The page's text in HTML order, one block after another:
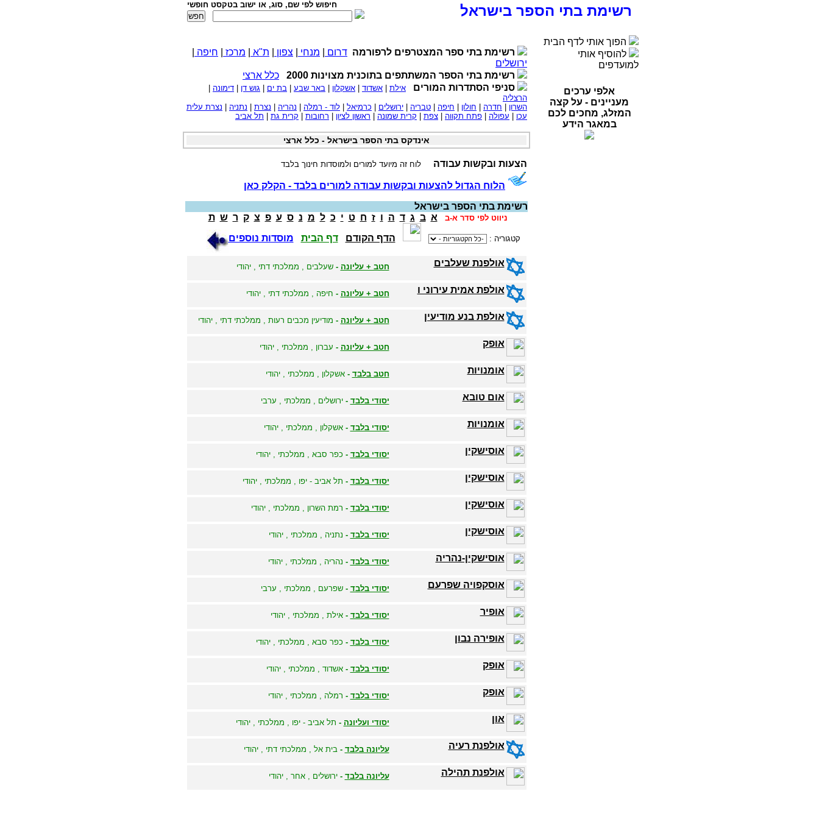
רשימת בתי הספר בישראל חיפוש לפי שם, סוג, או ישוב בטקסט חופשי
הפוך אותי לדף הבית
להוסיף אותי
למועדפים
אלפי ערכים
מעניינים - על קצה
המזלג, מחכים לכם
במאגר הידע
רשימת בתי ספר המצטרפים לרפורמה דרום מנחי צפון ת"א מרכז חיפה
ירושלים
רשימת בתי הספר המשתתפים בתוכנית מצוינות 2000
כלל ארצי
סניפי הסתדרות המורים
אילת אשדוד אשקלון באר שבע בת ים גוש דן דימונה
הרצליה
השרון
חדרה חולון חיפה טבריה ירושלים כרמיאל לוד - רמלה נהריה נצרת נתניה
נצרת עלית
עכו
עפולה פתח תקווה צפת קרית שמונה ראשון לציון רחובות קרית גת תל אביב
אינדקס בתי הספר בישראל - כלל ארצי
הצעות ובקשות עבודה לוח זה מיועד למורים ולמוסדות חינוך בלבד
הלוח הגדול להצעות ובקשות עבודה למורים בלבד - הקלק כאן
רשימת בתי הספר בישראל
ניווט לפי סדר א-ב א ב ג ד ה ו ז ח ט י כ ל מ נ ס ע פ צ ק ר ש ת
קטגוריה : הדף הקודם דף הבית מוסדות נוספים
אולפנת שעלבים חטב + עליונה -שעלבים , ממלכתי דתי , יהודי
אולפת אמית עירוני ו חטב + עליונה - חיפה , ממלכתי דתי , יהודי
אולפת בנע מודיעין חטב + עליונה - מודיעין מכבים רעות , ממלכתי דתי , יהודי
אופק חטב + עליונה - עברון , ממלכתי , יהודי
אומנויות חטב בלבד -אשקלון , ממלכתי , יהודי
אום טובא יסודי בלבד -ירושלים , ממלכתי , ערבי
אומנויות יסודי בלבד -אשקלון , ממלכתי , יהודי
אוסישקין יסודי בלבד - כפר סבא , ממלכתי , יהודי
אוסישקין יסודי בלבד - תל אביב - יפו , ממלכתי , יהודי
אוסישקין יסודי בלבד - רמת השרון , ממלכתי , יהודי
אוסישקין יסודי בלבד - נתניה , ממלכתי , יהודי
אוסישקין-נהריה יסודי בלבד - נהריה , ממלכתי , יהודי
אוסקפויה שפרעם יסודי בלבד -שפרעם , ממלכתי , ערבי
אופיר יסודי בלבד -אילת , ממלכתי , יהודי
אופירה נבון יסודי בלבד - כפר סבא , ממלכתי , יהודי
אופק יסודי בלבד -אשדוד , ממלכתי , יהודי
אופק יסודי בלבד - רמלה , ממלכתי , יהודי
און יסודי ועליונה - תל אביב - יפו , ממלכתי , יהודי
אולפנת רעיה עליונה בלבד -בית אל , ממלכתי דתי , יהודי
אולפנת תהילה עליונה בלבד -ירושלים , אחר , יהודי